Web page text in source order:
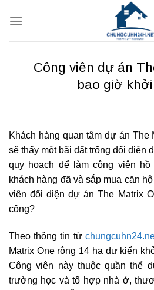
qua
Công viên dự án
bao giờ
Khách hàng quan tâm dự án The
sẽ thấy một bãi đất trống đối diện
quy hoạch để làm công viên
khách hàng đã và sắp mua căn
viên đối diện dự án The Matrix
công?
Theo thông tin từ
Matrix One rộng 14 ha dự kiến
Công viên này thuộc quần thể
trường học và tổ hợp nhà ở,